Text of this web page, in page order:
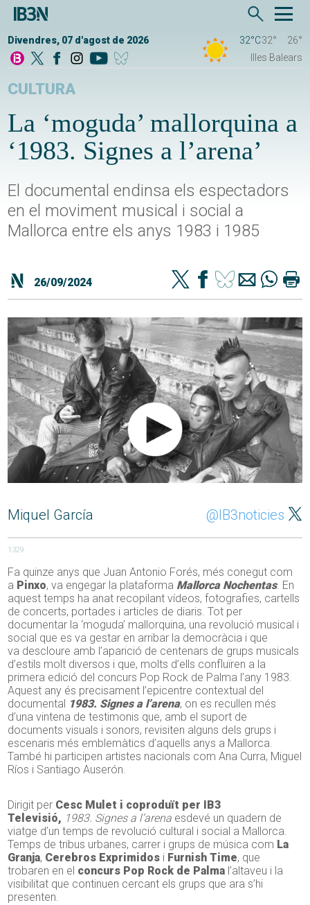
Divendres, 07 d'agost de 2026 32°C32°
26°
Illes Balears
CULTURA
La ‘moguda’ mallorquina a
‘1983. Signes a l’arena’
El documental endinsa els espectadors
en el moviment musical i social a
Mallorca entre els anys 1983 i 1985
26/09/2024
Miquel García @IB3noticies
1329
Fa quinze anys que Juan Antonio Forés, més conegut com
a Pinxo, va engegar la plataforma Mallorca Nochentas. En
aquest temps ha anat recopilant vídeos, fotografies, cartells
de concerts, portades i articles de diaris. Tot per
documentar la ‘moguda’ mallorquina, una revolució musical i
social que es va gestar en arribar la democràcia i que
va descloure amb l’aparició de centenars de grups musicals
d’estils molt diversos i que, molts d’ells confluïren a la
primera edició del concurs Pop Rock de Palma l’any 1983.
Aquest any és precisament l’epicentre contextual del
documental 1983. Signesa l’arena, on es recullen més
d’una vintena de testimonis que, amb el suport de
documents visuals i sonors, revisiten alguns dels grups i
escenaris més emblemàtics d’aquells anys a Mallorca.
També hi participen artistes nacionals comAna Curra, Miguel
Ríos i Santiago Auserón.
Dirigit per Cesc Mulet i coproduït per IB3
Televisió, 1983. Signesa l’arena esdevé un quadern de
viatge d’un temps de revolució cultural i social a Mallorca.
Temps de tribus urbanes, carrer i grups de música com La
Granja, Cerebros Exprimidos i Furnish Time, que
trobaren en el concurs Pop Rock de Palma l’altaveu i la
visibilitat que continuen cercant els grups que ara s’hi
presenten.